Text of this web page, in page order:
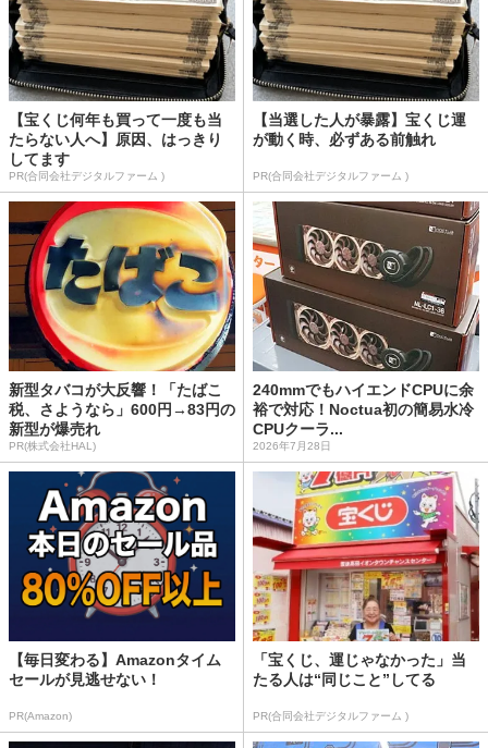
【宝くじ何年も買って一度も当
たらない人へ】原因、はっきり
してます
PR(合同会社デジタルファーム )
【当選した人が暴露】宝くじ運
が動く時、必ずある前触れ
PR(合同会社デジタルファーム )
新型タバコが大反響！「たばこ
税、さようなら」600円→83円の
新型が爆売れ
PR(株式会社HAL)
240mmでもハイエンドCPUに余
裕で対応！Noctua初の簡易水冷
CPUクーラ...
2026年7月28日
【毎日変わる】Amazonタイム
セールが見逃せない！
PR(Amazon)
「宝くじ、運じゃなかった」当
たる人は“同じこと”してる
PR(合同会社デジタルファーム )